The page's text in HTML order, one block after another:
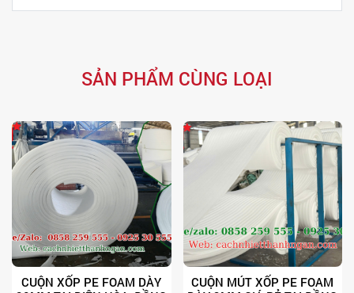
SẢN PHẨM CÙNG LOẠI
CUỘN XỐP PE FOAM DÀY
CUỘN MÚT XỐP PE FOAM